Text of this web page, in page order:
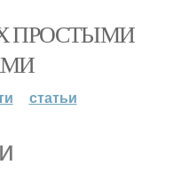
ПРОСТЫМИ
статьи